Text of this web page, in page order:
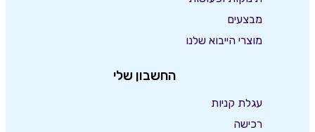
מבצעים
מוצרי הייבוא שלנו
החשבון שלי
עגלת קניות
רכישה